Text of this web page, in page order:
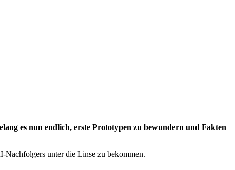
es nun endlich, erste Prototypen zu bewundern und Fakten
Nachfolgers unter die Linse zu bekommen.